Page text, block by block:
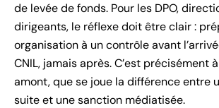
de levée de fonds. Pour les DPO,
dirigeants, le réflexe doit être clair :
organisation à un contrôle avant
CNIL, jamais après. C’est précisément
amont, que se joue la différence entre
suite et une sanction médiatisée.